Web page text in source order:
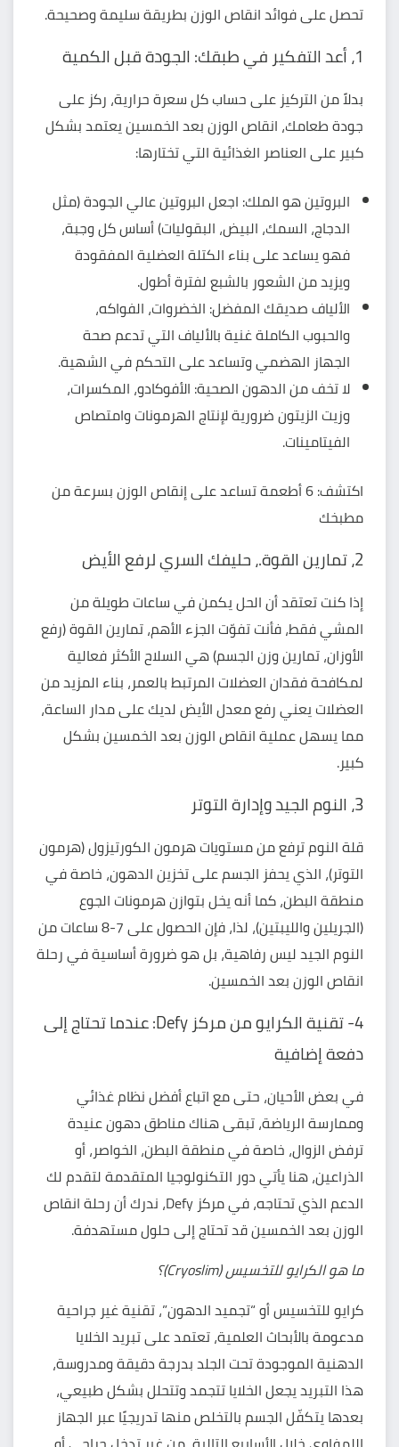
تحصل علىفوائد انقاص الوزنبطريقة سليمة وصحيحة.
1، أعد التفكير في طبقك: الجودة قبل الكمية
بدلاً من التركيز على حساب كل سعرة حرارية، ركز على
جودة طعامك، انقاص الوزن بعد الخمسين يعتمد بشكل
كبير على العناصر الغذائية التي تختارها:
البروتين هو الملك: اجعل البروتين عالي الجودة (مثل
الدجاج، السمك، البيض، البقوليات) أساس كل وجبة،
فهو يساعد على بناء الكتلة العضلية المفقودة
ويزيد من الشعور بالشبع لفترة أطول.
الألياف صديقك المفضل: الخضروات، الفواكه،
والحبوب الكاملة غنية بالألياف التي تدعم صحة
الجهاز الهضمي وتساعد على التحكم في الشهية.
لا تخف من الدهون الصحية: الأفوكادو، المكسرات،
وزيت الزيتون ضرورية لإنتاج الهرمونات وامتصاص
الفيتامينات.
اكتشف: 6 أطعمة تساعد على إنقاص الوزن بسرعة من
مطبخك
2، تمارين القوة.، حليفك السري لرفع الأيض
إذا كنت تعتقد أن الحل يكمن في ساعات طويلة من
المشي فقط، فأنت تفوّت الجزء الأهم، تمارين القوة (رفع
الأوزان، تمارين وزن الجسم) هي السلاح الأكثر فعالية
لمكافحة فقدان العضلات المرتبط بالعمر، بناء المزيد من
العضلات يعني رفع معدل الأيض لديك على مدار الساعة،
مما يسهل عملية انقاص الوزن بعد الخمسين بشكل
كبير.
3، النوم الجيد وإدارة التوتر
قلة النوم ترفع من مستويات هرمون الكورتيزول (هرمون
التوتر)، الذي يحفز الجسم على تخزين الدهون، خاصة في
منطقة البطن، كما أنه يخل بتوازن هرمونات الجوع
(الجريلين والليبتين)، لذا، فإن الحصول على 7-8 ساعات من
النوم الجيد ليس رفاهية، بل هو ضرورة أساسية في رحلة
انقاص الوزن بعد الخمسين.
4- تقنية الكرايو من مركز Defy: عندما تحتاج إلى
دفعة إضافية
في بعض الأحيان، حتى مع اتباع أفضل نظام غذائي
وممارسة الرياضة، تبقى هناك مناطق دهون عنيدة
ترفض الزوال، خاصة في منطقة البطن، الخواصر، أو
الذراعين، هنا يأتي دور التكنولوجيا المتقدمة لتقدم لك
الدعم الذي تحتاجه، في مركز Defy، ندرك أن رحلة انقاص
الوزن بعد الخمسين قد تحتاج إلى حلول مستهدفة.
ما هو الكرايو للتخسيس (Cryoslim)؟
كرايو للتخسيسأو “تجميد الدهون”، تقنية غير جراحية
مدعومة بالأبحاث العلمية، تعتمد على تبريد الخلايا
الدهنية الموجودة تحت الجلد بدرجة دقيقة ومدروسة،
هذا التبريد يجعل الخلايا تتجمد وتتحلل بشكل طبيعي،
بعدها يتكفّل الجسم بالتخلص منها تدريجيًا عبر الجهاز